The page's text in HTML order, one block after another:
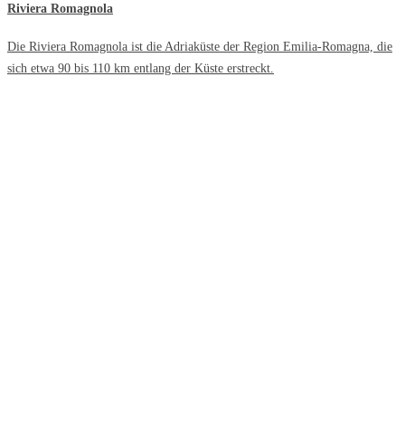
Riviera Romagnola
Die Riviera Romagnola ist die Adriaküste der Region Emilia-Romagna, die
sich etwa 90 bis 110 km entlang der Küste erstreckt.